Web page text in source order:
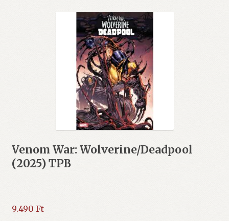
Venom War: Wolverine/Deadpool
(2025) TPB
9.490 Ft